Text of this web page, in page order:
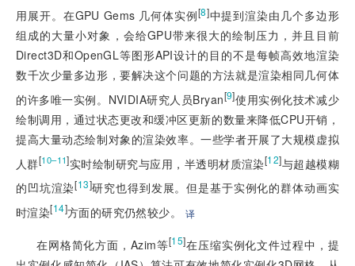
用展开。在GPU Gems 几何体实例[8]中提到渲染由几个多边形
组成的大量小对象，会给GPU带来很大的绘制压力，并且目前
Direct3D和OpenGL等图形API设计的目的不是每帧高效地渲染
数千次少量多边形，要解决这个问题的方法就是渲染相同几何体
的许多唯一实例。NVIDIA研究人员Bryan[9]使用实例化技术减少
绘制调用，通过状态更改和缓冲区更新的数量来降低CPU开销，
提高大量动态绘制对象的渲染效率。一些学者开展了大规模虚拟
人群[10–11]实时绘制研究与应用，半透明材质渲染[12]与超越模糊
的凹坑渲染[13]研究也得到发展。但是基于实例化的群体动画实
时渲染[14]方面的研究仍然较少。 译
在网格简化方面，Azim等[15]在压缩实例化文件过程中，提